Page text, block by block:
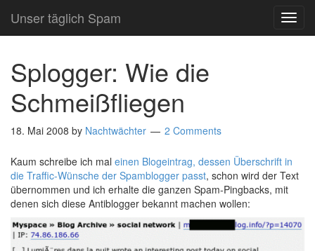
Unser täglich Spam
Splogger: Wie die
Schmeißfliegen
18. Mai 2008 by Nachtwächter 2 Comments
Kaum schreibe ich mal einen Blogeintrag, dessen Überschrift in
die Traffic-Wünsche der Spamblogger passt, schon wird der Text
übernommen und ich erhalte die ganzen Spam-Pingbacks, mit
denen sich diese Antiblogger bekannt machen wollen: